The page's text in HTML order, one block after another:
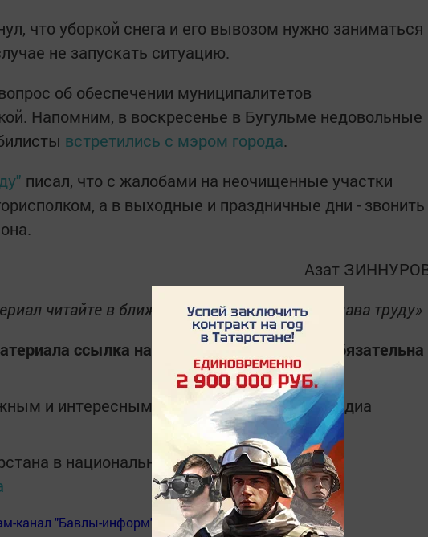
что уборкой снега и его вывозом нужно заниматься
не запускать ситуацию.
об обеспечении муниципалитетов
Напомним, в воскресенье в Бугульме недовольные
встретились с мэром города.
писал, что с жалобами на неочищенные участки
а в выходные и праздничные дни - звонить
Азат
читайте в ближайшем номере газеты «Слава труду»
ссылка на издание "Слава труду" обязательна
и интересным в Telegram-каналеТатмедиа
в национальном мессенджере MАХ:
канал "Бавлы-информ"